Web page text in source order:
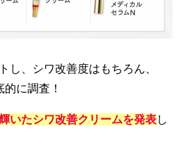
し、シワ改善度はもちろん、
に調査！
いたシワ改善クリームを発表し